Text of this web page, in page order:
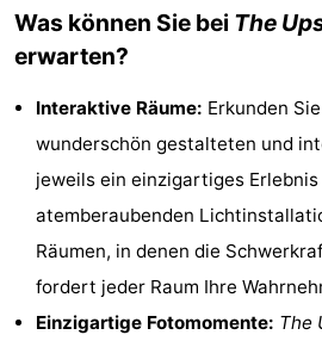
-
Experiences
Dörfer
Städte
Führungen
Sport
Was können Sie bei The
erwarten?
Interaktive Räume: Erkunden
wunderschön gestalteten und
jeweils ein einzigartiges Erlebnis
atemberaubenden
Räumen, in denen die
fordert jeder Raum Ihre
Einzigartige Fotomomente: The